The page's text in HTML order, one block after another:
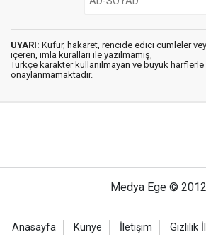
UYARI: Küfür, hakaret, rencide edici cümleler
içeren, imla kuralları ile yazılmamış,
Türkçe karakter kullanılmayan ve büyük harflerle
onaylanmamaktadır.
Medya Ege © 2012
Anasayfa Künye İletişim Gizlilik